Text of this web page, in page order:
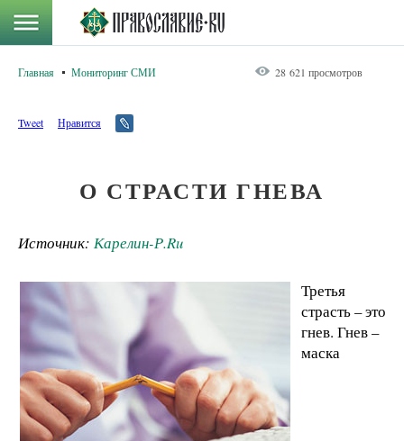
Главная Мониторинг СМИ 28 621 просмотров
Tweet Нравится
О СТРАСТИ ГНЕВА
Источник: Карелин-Р.Ru
Третья
страсть – это
гнев. Гнев –
маска